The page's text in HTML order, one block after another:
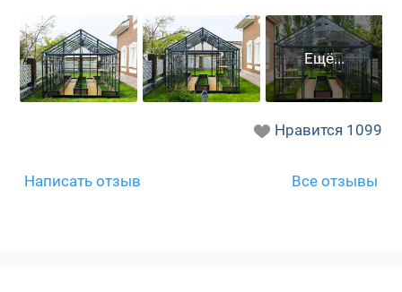
Нравится 1099
Написать отзыв Все отзывы